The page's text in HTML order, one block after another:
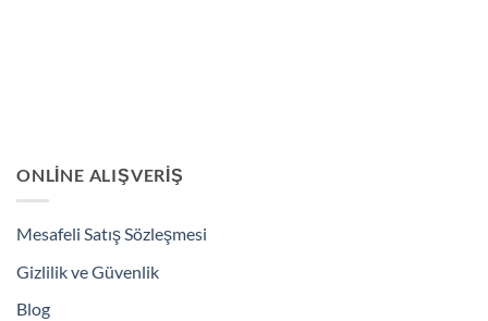
ONLINE ALIŞVERIŞ
Mesafeli Satış Sözleşmesi
Gizlilik ve Güvenlik
Blog